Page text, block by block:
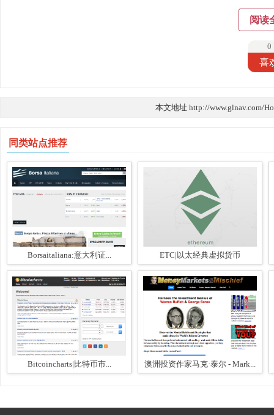
阅读
0
喜
本文地址 http://www.glnav.com/
同类站点推荐
Borsaitaliana:意大利证... ETC|以太经典虚拟货币
Bitcoincharts|比特币市... 澳洲投资作家马克·泰尔 - Mark...